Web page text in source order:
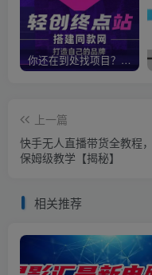
你还在到处找项目？还在当韭菜？我靠卖项目一个月收入5万+，曾经我也是个失败者。
上一篇
快手无人直播带货全教程，
保姆级教学【揭秘】
相关推荐